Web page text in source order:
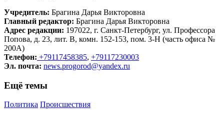
Учредитель: Брагина Дарья Викторовна
Главный редактор: Брагина Дарья Викторовна
Адрес редакции: 197022, г. Санкт-Петербург, ул. Профессора
Попова, д. 23, лит. В, комн. 152-153, пом. 3-Н (часть офиса №
200А)
Телефон: +79117458385, +79117230003
Эл. почта: news.progorod@yandex.ru
Ещё темы
Политика Происшествия